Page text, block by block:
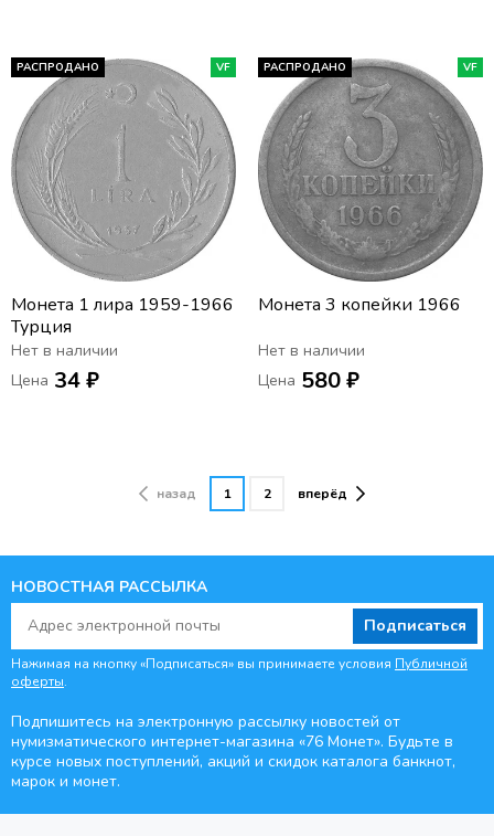
РАСПРОДАНО VF
Монета 1 лира 1959-1966
Турция
Нет в наличии
Цена 34 ₽
РАСПРОДАНО VF
Монета 3 копейки 1966
Нет в наличии
Цена 580 ₽
назад 1 2 вперёд
НОВОСТНАЯ РАССЫЛКА
Подписаться
Нажимая на кнопку «Подписаться» вы принимаете условия Публичной
оферты.
Подпишитесь на электронную рассылку новостей от
нумизматического интернет-магазина «76 Монет». Будьте в
курсе новых поступлений, акций и скидок каталога банкнот,
марок и монет.